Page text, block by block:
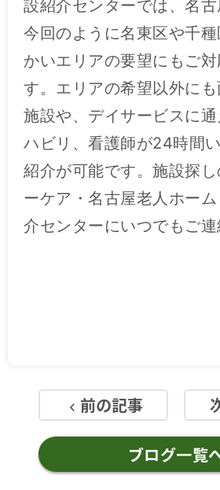
設紹介センターでは、名
今回のように名東区や千
かいエリアの要望にもご対
す。エリアの希望以外に
施設や、デイサービスに通
ハビリ、看護師が24時間
紹介が可能です。施設探
ーケア・名古屋老人ホー
介センターにいつでもご連
keyboard_arrow_left 前の記事
ブログ一覧